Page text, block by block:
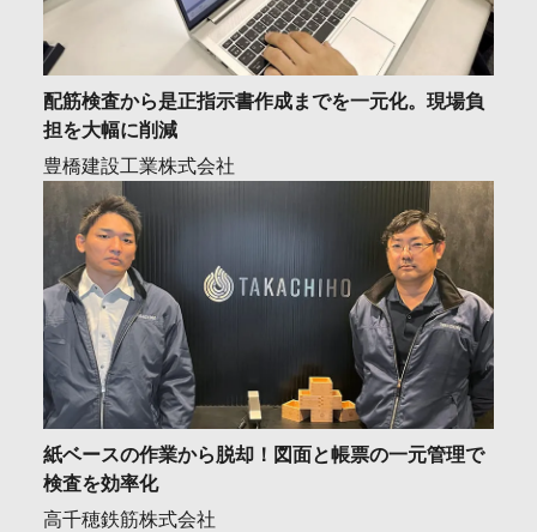
配筋検査から是正指示書作成までを一元化。現場負
担を大幅に削減
豊橋建設工業株式会社
紙ベースの作業から脱却！図面と帳票の一元管理で
検査を効率化
高千穂鉄筋株式会社